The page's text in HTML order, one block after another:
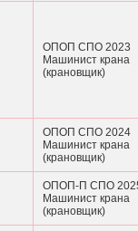
ОПОП СПО 2023
Машинист крана
(крановщик)
ОПОП СПО 2024
Машинист крана
(крановщик)
ОПОП-П СПО
Машинист крана
(крановщик)